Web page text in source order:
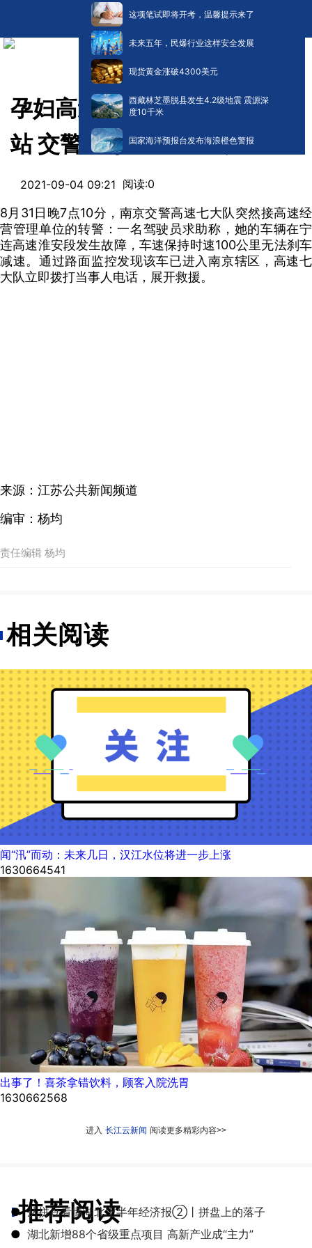
这项笔试即将开考，温馨提示来了
未来五年，民爆行业这样安全发展
现货黄金涨破4300美元
西藏林芝墨脱县发生4.2级地震 震源深
度10千米
国家海洋预报台发布海浪橙色警报
孕妇高速上刹车失灵直奔收费
站 交警引导下成功自救
2021-09-04 09:21 阅读:0
8月31日晚7点10分，南京交警高速七大队突然接高速经
营管理单位的转警：一名驾驶员求助称，她的车辆在宁
连高速淮安段发生故障，车速保持时速100公里无法刹车
减速。通过路面监控发现该车已进入南京辖区，高速七
大队立即拨打当事人电话，展开救援。
来源：江苏公共新闻频道
编审：杨均
责任编辑 杨均
相关阅读
闻“汛”而动：未来几日，汉江水位将进一步上涨
1630664541
出事了！喜茶拿错饮料，顾客入院洗胃
1630662568
进入 长江云新闻 阅读更多精彩内容>>
推荐阅读
● 从拼豆看懂湖北上半年经济报②丨拼盘上的落子
● 湖北新增88个省级重点项目 高新产业成“主力”